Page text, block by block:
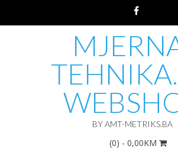
BY AMT-METRIKS.BA
(0) - 0,00KM